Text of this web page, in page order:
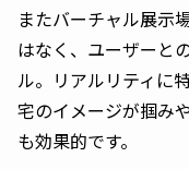
またバーチャル展示
はなく、ユーザーと
ル。リアルリティに
宅のイメージが掴み
も効果的です。